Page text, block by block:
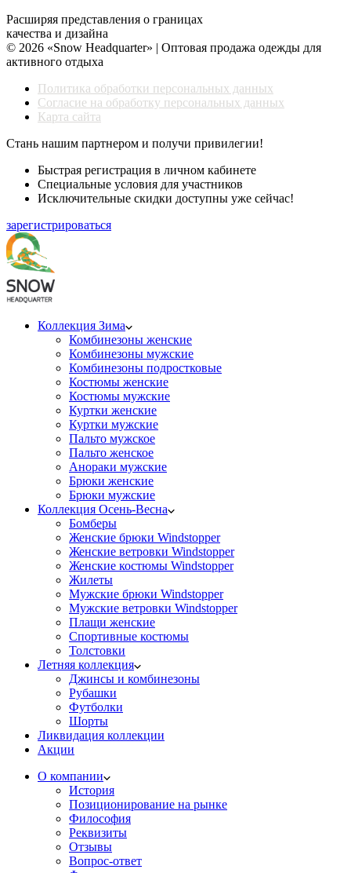
Расширяя представления о границах
качества и дизайна
© 2026 «Snow Headquarter» | Оптовая продажа одежды для
активного отдыха
Политика обработки персональных данных
Согласие на обработку персональных данных
Карта сайта
Стань нашим партнером и получи привилегии!
Быстрая регистрация в личном кабинете
Специальные условия для участников
Исключительные скидки доступны уже сейчас!
зарегистрироваться
Коллекция Зима
Комбинезоны женские
Комбинезоны мужские
Комбинезоны подростковые
Костюмы женские
Костюмы мужские
Куртки женские
Куртки мужские
Пальто мужское
Пальто женское
Анораки мужские
Брюки женские
Брюки мужские
Коллекция Осень-Весна
Бомберы
Женские брюки Windstopper
Женские ветровки Windstopper
Женские костюмы Windstopper
Жилеты
Мужские брюки Windstopper
Мужские ветровки Windstopper
Плащи женские
Спортивные костюмы
Толстовки
Летняя коллекция
Джинсы и комбинезоны
Рубашки
Футболки
Шорты
Ликвидация коллекции
Акции
О компании
История
Позиционирование на рынке
Философия
Реквизиты
Отзывы
Вопрос-ответ